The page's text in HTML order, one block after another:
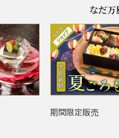
なだ万
期間限定販売